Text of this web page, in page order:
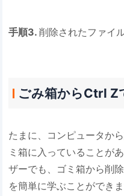
手順3.削除されたファイ
ごみ箱からCtrl Z
たまに、コンピュータか
ミ箱に入っていることが
ザーでも、ゴミ箱から削
を簡単に学ぶことができ